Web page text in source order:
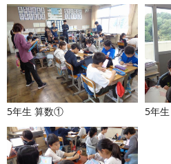
5年生 算数① 5年